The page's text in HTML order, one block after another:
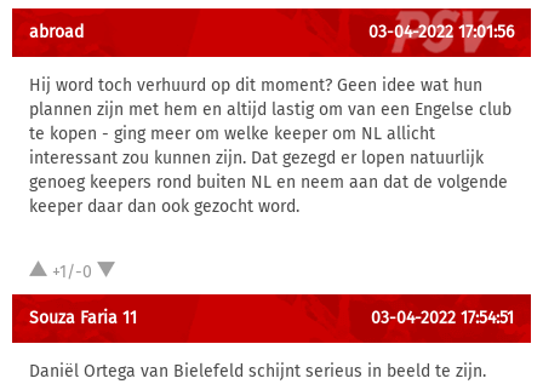
abroad 03-04-2022 17:01:56
Hij word toch verhuurd op dit moment? Geen idee wat hun
plannen zijn met hem en altijd lastig om van een Engelse club
te kopen - ging meer om welke keeper om NL allicht
interessant zou kunnen zijn. Dat gezegd er lopen natuurlijk
genoeg keepers rond buiten NL en neem aan dat de volgende
keeper daar dan ook gezocht word.
+1/-0
Souza Faria 11 03-04-2022 17:54:51
Daniël Ortega van Bielefeld schijnt serieus in beeld te zijn.